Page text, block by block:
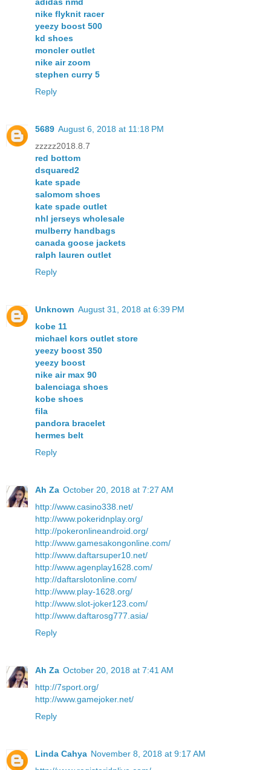
nike flyknit racer
yeezy boost 500
kd shoes
moncler outlet
nike air zoom
stephen curry 5
Reply
5689 August 6, 2018 at 11:18 PM
zzzzz2018.8.7
red bottom
dsquared2
kate spade
salomom shoes
kate spade outlet
nhl jerseys wholesale
mulberry handbags
canada goose jackets
ralph lauren outlet
Reply
Unknown August 31, 2018 at 6:39 PM
kobe 11
michael kors outlet store
yeezy boost 350
yeezy boost
nike air max 90
balenciaga shoes
kobe shoes
fila
pandora bracelet
hermes belt
Reply
Ah Za October 20, 2018 at 7:27 AM
http://www.casino338.net/
http://www.pokeridnplay.org/
http://pokeronlineandroid.org/
http://www.gamesakongonline.com/
http://www.daftarsuper10.net/
http://www.agenplay1628.com/
http://daftarslotonline.com/
http://www.play-1628.org/
http://www.slot-joker123.com/
http://www.daftarosg777.asia/
Reply
Ah Za October 20, 2018 at 7:41 AM
http://7sport.org/
http://www.gamejoker.net/
Reply
Linda Cahya November 8, 2018 at 9:17 AM